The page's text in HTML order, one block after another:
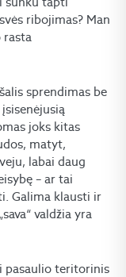
ribojimas? Man
rasta
sprendimas be
joks kitas
matyt,
labai daug
– ar tai
Galima klausti ir
valdžia yra
pasaulio teritorinis